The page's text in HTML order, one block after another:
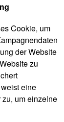
Cookie, um
der Website
zu
eine
um einzelne